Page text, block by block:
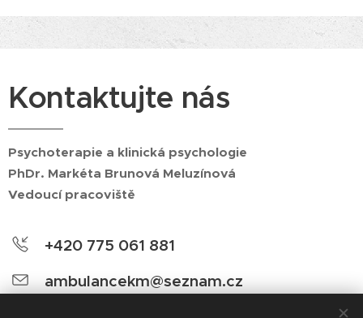
Kontaktujte nás
Psychoterapie a klinická psychologie
PhDr. Markéta Brunová Meluzínová
Vedoucí pracoviště
+420 775 061 881
ambulancekm@seznam.cz